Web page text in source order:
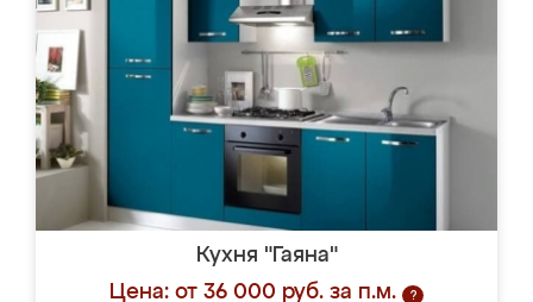
Кухня "Гаяна"
Цена: от 36 000 руб. за п.м.
?